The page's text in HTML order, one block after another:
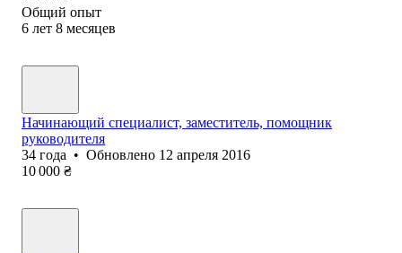
Общий опыт
6 лет 8 месяцев
Начинающий специалист, заместитель, помощник
руководителя
34 года • Обновлено 12 апреля 2016
10 000 ₴